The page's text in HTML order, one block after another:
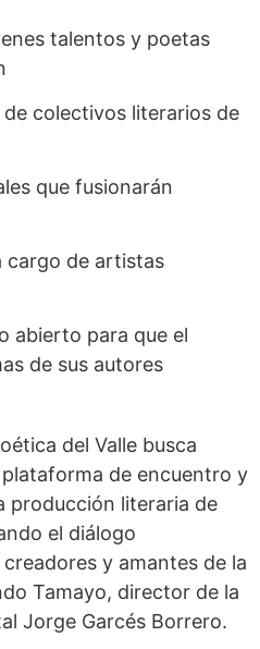
talentos y poetas
colectivos literarios de
que fusionarán
cargo de artistas
abierto para que el
de sus autores
del Valle busca
de encuentro y
producción literaria de
el diálogo
y amantes de la
Tamayo, director de la
Jorge Garcés Borrero.